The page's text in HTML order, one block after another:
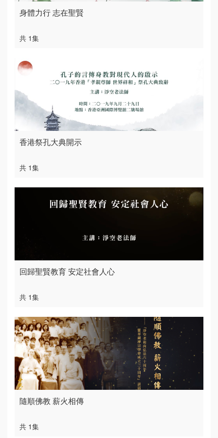
身體力行 志在聖賢
共 1集
香港祭孔大典開示
共 1集
回歸聖賢教育 安定社會人心
共 1集
隨順佛教 薪火相傳
共 1集